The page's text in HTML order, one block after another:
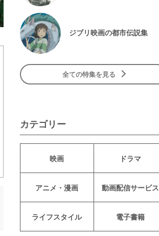
ジブリ映画の都市伝説集
全ての特集を見る
カテゴリー
映画 ドラマ
アニメ・漫画 動画配信サービス
ライフスタイル 電子書籍